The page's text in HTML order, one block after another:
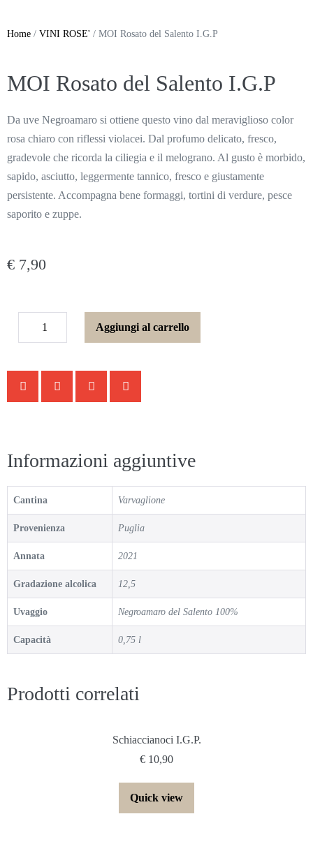
Home / VINI ROSE' / MOI Rosato del Salento I.G.P
MOI Rosato del Salento I.G.P
Da uve Negroamaro si ottiene questo vino dal meraviglioso color
rosa chiaro con riflessi violacei. Dal profumo delicato, fresco,
gradevole che ricorda la ciliegia e il melograno. Al gusto è morbido,
sapido, asciutto, leggermente tannico, fresco e giustamente
persistente. Accompagna bene formaggi, tortini di verdure, pesce
saporito e zuppe.
€ 7,90
Aggiungi al carrello
Informazioni aggiuntive
Cantina Varvaglione
Provenienza Puglia
Annata 2021
Gradazione alcolica 12,5
Uvaggio Negroamaro del Salento 100%
Capacità 0,75 l
Prodotti correlati
Schiaccianoci I.G.P.
€ 10,90
Quick view